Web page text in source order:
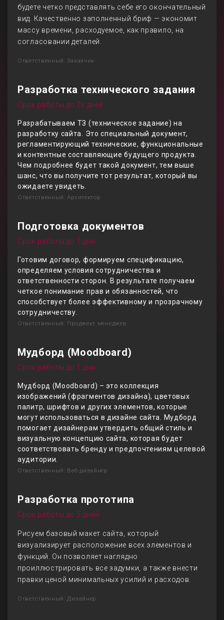
будете четко представлять себе его окончательный
вид. Качественно заполненный бриф — экономит
массу времени, расходуемое, как правило, на
согласовании деталей.
Ответственный: Заказчик
Разработка технического задания
Срок работы до 2х дней
Разрабатываем ТЗ (техническое задание) на
разработку сайта. Это специальный документ,
регламентирующий технические, функциональные
и контентные составляющие будущего продукта.
Чем подробнее будет такой документ, тем выше
шанс, что вы получите тот результат, который вы
ожидаете увидеть.
Ответственный: Архитектор
Подготовка документов
Срок работы до 1 дня
Готовим договор, формируем спецификацию,
определяем условия сотрудничества и
ответственности сторон. В результате получаем
четкое понимание прав и обязанностей, что
способствует более эффективному и прозрачному
сотрудничеству.
Ответственный: Проджект менеджер
Мудборд (Moodboard)
Срок работы до 1 дня
Мудборд (Moodboard) – это коллекция
изображений (фрагментов дизайна), цветовых
палитр, шрифтов и других элементов, которые
могут использоваться в дизайне сайта. Мудборд
помогает дизайнерам утвердить общий стиль и
визуальную концепцию сайта, которая будет
соответствовать бренду и предпочтениям целевой
аудитории.
Ответственный: Веб-дизайнер
Разработка прототипа
Срок работы до 5 дней
Рисуем базовый макет сайта, который
визуализирует расположение всех элементов и
функций. Он позволяет наглядно
проиллюстрировать все задумки, а также внести
правки ценой минимальных усилий и расходов.
Ответственный: Дизайнер